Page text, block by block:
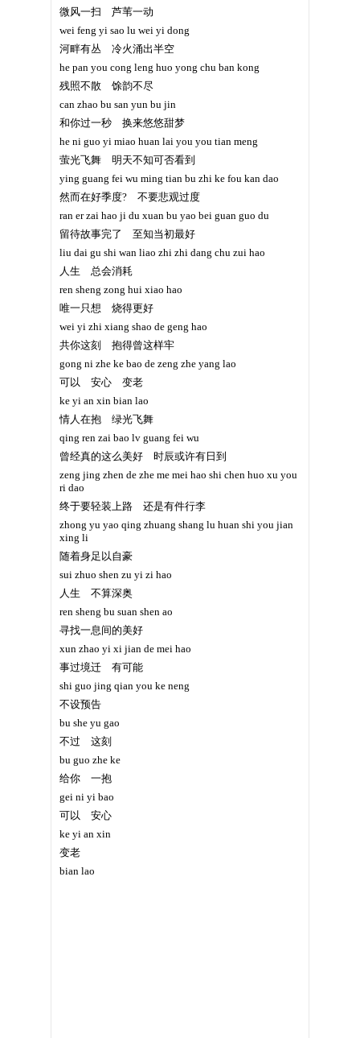
微风一扫 芦苇一动
wei feng yi sao lu wei yi dong
河畔有丛 冷火涌出半空
he pan you cong leng huo yong chu ban kong
残照不散 馀韵不尽
can zhao bu san yun bu jin
和你过一秒 换来悠悠甜梦
he ni guo yi miao huan lai you you tian meng
萤光飞舞 明天不知可否看到
ying guang fei wu ming tian bu zhi ke fou kan dao
然而在好季度? 不要悲观过度
ran er zai hao ji du xuan bu yao bei guan guo du
留待故事完了 至知当初最好
liu dai gu shi wan liao zhi zhi dang chu zui hao
人生 总会消耗
ren sheng zong hui xiao hao
唯一只想 烧得更好
wei yi zhi xiang shao de geng hao
共你这刻 抱得曾这样牢
gong ni zhe ke bao de zeng zhe yang lao
可以 安心 变老
ke yi an xin bian lao
情人在抱 绿光飞舞
qing ren zai bao lv guang fei wu
曾经真的这么美好 时辰或许有日到
zeng jing zhen de zhe me mei hao shi chen huo xu you
ri dao
终于要轻装上路 还是有件行李
zhong yu yao qing zhuang shang lu huan shi you jian
xing li
随着身足以自豪
sui zhuo shen zu yi zi hao
人生 不算深奥
ren sheng bu suan shen ao
寻找一息间的美好
xun zhao yi xi jian de mei hao
事过境迁 有可能
shi guo jing qian you ke neng
不设预告
bu she yu gao
不过 这刻
bu guo zhe ke
给你 一抱
gei ni yi bao
可以 安心
ke yi an xin
变老
bian lao